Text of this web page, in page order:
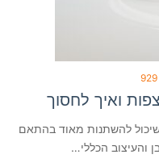
929
ואיך לחסוך
להשתנות מאוד בהתאם
והעיצוב הכללי…